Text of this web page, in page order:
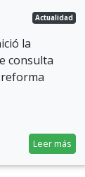
Actualidad
la
consulta
Leer más